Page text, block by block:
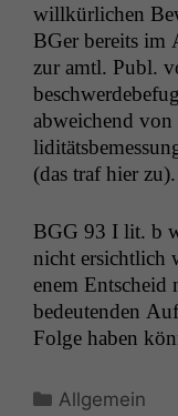
willkür­lichen
BGer bere­its im
zur amtl. Publ.
abwe­ichend
(das traf hier zu).
BGG 93 I lit. b
nicht ersichtlich
en­em Entscheid
bedeu­ten­den
Folge haben
Kategorien
Allgemein